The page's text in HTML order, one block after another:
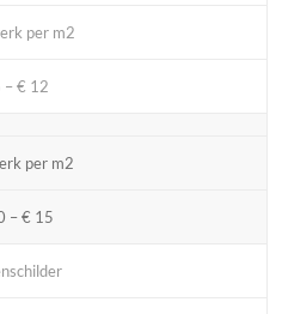
per m2
– € 12
per m2
– € 15